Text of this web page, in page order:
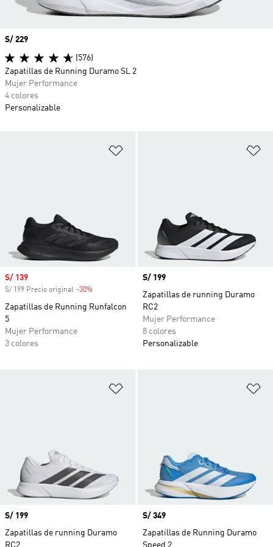
Precio de venta
S/ 139
S/ 199 Precio original -30%
Zapatillas de Running Runfalcon
5
Mujer Performance
3 colores
Precio
S/ 199
Zapatillas de running Duramo
RC2
Mujer Performance
8 colores
Personalizable
Precio
S/ 199
Zapatillas de running Duramo
RC2
Precio
S/ 349
Zapatillas de Running Duramo
Speed 2
Precio
S/ 229
(576)
Zapatillas de Running Duramo SL 2
Mujer Performance
4 colores
Personalizable